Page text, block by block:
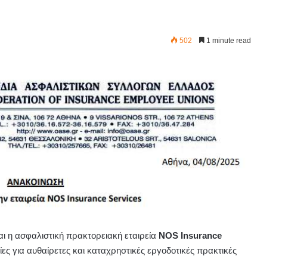
502 1 minute read
ασφαλιστική πρακτορειακή εταιρεία NOS Insurance
για αυθαίρετες και καταχρηστικές εργοδοτικές πρακτικές